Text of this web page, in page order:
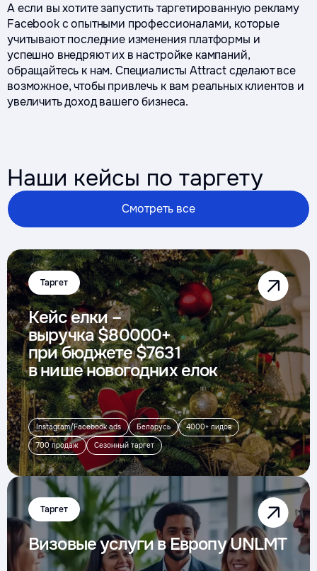
А если вы хотите запустить таргетированную рекламу
Facebook с опытными профессионалами, которые
учитывают последние изменения платформы и
успешно внедряют их в настройке кампаний,
обращайтесь к нам. Специалисты Attract сделают все
возможное, чтобы привлечь к вам реальных клиентов и
увеличить доход вашего бизнеса.
Наши кейсы по таргету
Смотреть все
Таргет
Кейс елки –
выручка $80000+
при бюджете $7631
в нише новогодних елок
Instagram/Facebook ads Беларусь
4000+ лидов
700 продаж
Сезонный таргет
Таргет
Визовые услуги в Европу UNLMT